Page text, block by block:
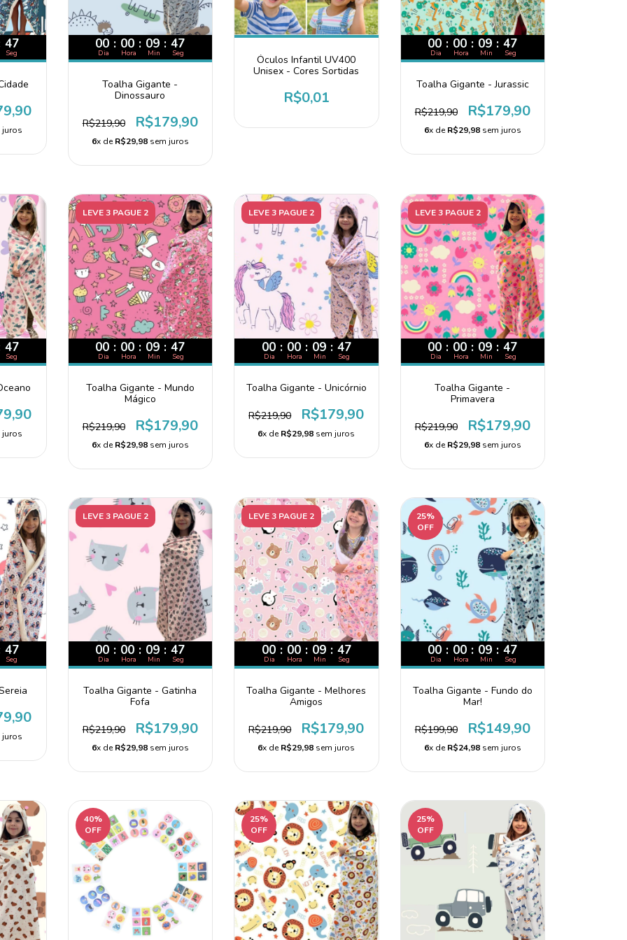
46
Seg
00 : 00 : 09 : 46
Dia Hora Min Seg
Toalha Gigante -
Dinossauro
R$219,90 R$179,90
6x deR$29,98sem juros
Óculos Infantil UV400
Unisex - Cores Sortidas
R$0,01
00 : 00 : 09 : 46
Dia Hora Min Seg
Toalha Gigante - Jurassic
R$219,90 R$179,90
6x deR$29,98sem juros
46
Seg
LEVE 3 PAGUE 2
00 : 00 : 09 : 46
Dia Hora Min Seg
Toalha Gigante - Mundo
Mágico
R$219,90 R$179,90
6x deR$29,98sem juros
LEVE 3 PAGUE 2
00 : 00 : 09 : 46
Dia Hora Min Seg
Toalha Gigante - Unicórnio
R$219,90 R$179,90
6x deR$29,98 sem juros
LEVE 3 PAGUE 2
00 : 00 : 09 : 46
Dia Hora Min Seg
Toalha Gigante -
Primavera
R$219,90 R$179,90
6x deR$29,98sem juros
46
Seg
LEVE 3 PAGUE 2
00 : 00 : 09 : 46
Dia Hora Min Seg
Toalha Gigante - Gatinha
Fofa
R$219,90 R$179,90
6x deR$29,98sem juros
LEVE 3 PAGUE 2
00 : 00 : 09 : 46
Dia Hora Min Seg
Toalha Gigante - Melhores
Amigos
R$219,90 R$179,90
6x deR$29,98 sem juros
25%
OFF
00 : 00 : 09 : 46
Dia Hora Min Seg
Toalha Gigante - Fundo do
Mar!
R$199,90 R$149,90
6x deR$24,98sem juros
40%
OFF
25%
OFF
25%
OFF